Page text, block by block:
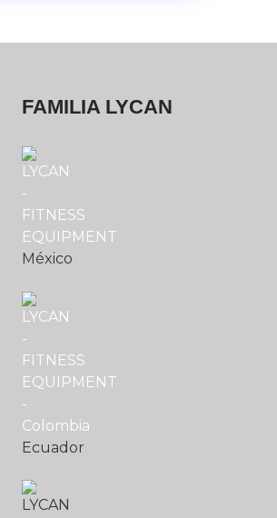
FAMILIA LYCAN
México
Ecuador